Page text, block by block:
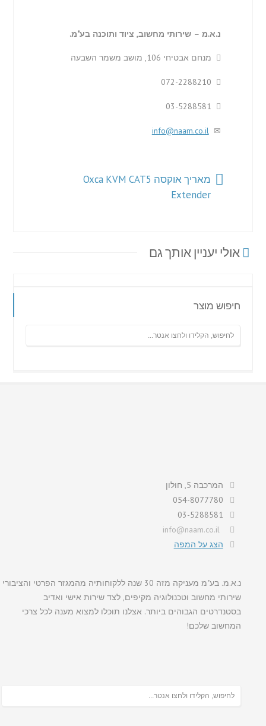
נ.א.מ – שירותי מחשוב, ציוד ותוכנה בע"מ.
מנחם אבטיחי 106, מושב משמר השבעה
072-2288210
03-5288581
info@naam.co.il
מאריך אוקסה Oxca KVM CAT5
Extender
אולי יעניין אותך גם
חיפוש מוצר
המרכבה 5, חולון
054-8077780
03-5288581
info@naam.co.il
הצג על המפה
נ.א.מ. בע"מ מעניקה מזה 30 שנה ללקוחותיה מהמגזר הפרטי והציבורי
שירותי מחשוב וטכנולוגיה מקיפים, לצד שירות אישי ואדיב
בסטנדרטים הגבוהים ביותר. אצלנו תוכלו למצוא מענה לכל צרכי
המחשוב שלכם!